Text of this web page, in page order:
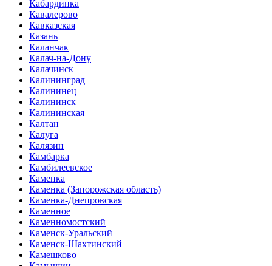
Кабардинка
Кавалерово
Кавказская
Казань
Каланчак
Калач-на-Дону
Калачинск
Калининград
Калининец
Калининск
Калининская
Калтан
Калуга
Калязин
Камбарка
Камбилеевское
Каменка
Каменка (Запорожская область)
Каменка-Днепровская
Каменное
Каменномостский
Каменск-Уральский
Каменск-Шахтинский
Камешково